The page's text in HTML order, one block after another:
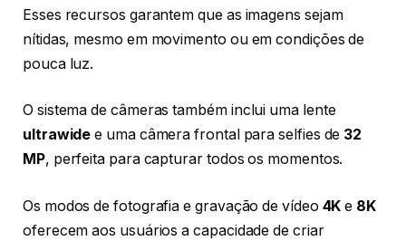
Esses recursos garantem que as imagens sejam
nítidas, mesmo em movimento ou em condições de
pouca luz.
O sistema de câmeras também inclui uma lente
ultrawide e uma câmera frontal para selfies de 32
MP, perfeita para capturar todos os momentos.
Os modos de fotografia e gravação de vídeo 4K e 8K
oferecem aos usuários a capacidade de criar